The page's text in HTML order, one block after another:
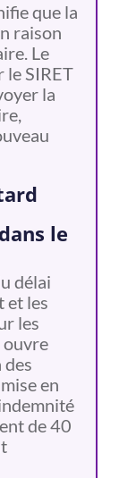
que la
raison
Le
SIRET
la
le
délai
et les
les
ouvre
en
de 40